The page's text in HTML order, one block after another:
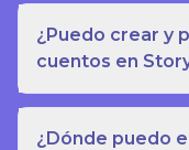
¿Puedo crear y
cuentos en
¿Dónde puedo